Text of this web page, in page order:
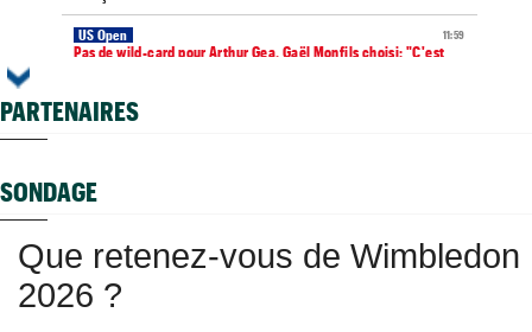
11:59
US Open
Pas de wild-card pour Arthur Gea, Gaël Monfils choisi: "C'est
Média
Le calendrier ATP et WTA jusqu'à l'US Open 2026
Abonnement 9,99€ et pour 1 an, Tennis Actu sans pub et sans
pop up !
Jeunes
PARTENAIRES
SONDAGE
Que retenez-vous de Wimbledon
2026 ?